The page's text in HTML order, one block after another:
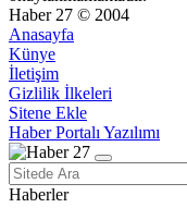
Haber 27 © 2004
Anasayfa
Künye
İletişim
Gizlilik İlkeleri
Sitene Ekle
Haber Portalı Yazılımı
Haberler